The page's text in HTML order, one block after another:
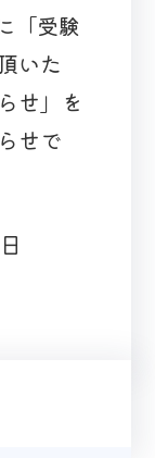
「受験
いた
せ」を
せで